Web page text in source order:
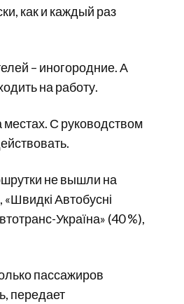
как и каждый раз
– иногородние. А
на работу.
С руководством
не вышли на
«Швидкі Автобусні
Україна» (40 %),
пассажиров
передает